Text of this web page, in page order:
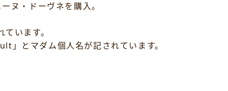
ヌ・ドーヴネを購入。
います。
マダム個人名が記されています。